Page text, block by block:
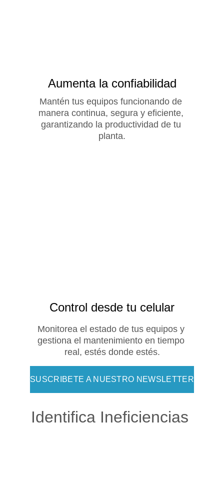
Aumenta la confiabilidad
Control desde tu celular
SUSCRIBETE A NUESTRO NEWSLETTER
Mantén tus equipos funcionando de
manera continua, segura y eficiente,
garantizando la productividad de tu
planta.
Monitorea el estado de tus equipos y
gestiona el mantenimiento en tiempo
real, estés donde estés.
Identifica Ineficiencias